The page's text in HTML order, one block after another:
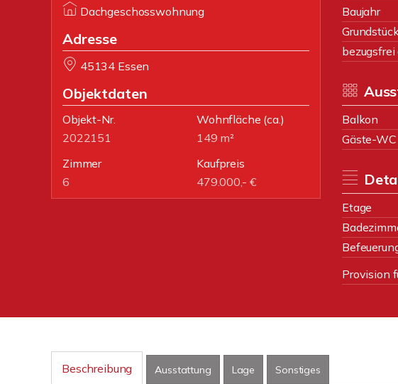
Dachgeschosswohnung
Adresse
45134 Essen
Objektdaten
Objekt-Nr.
2022151
Wohnfläche (ca.)
149 m²
Zimmer
6
Kaufpreis
479.000,- €
Baujahr
bezugsfrei
Balkon
Gäste-WC
Etage
Provision
Beschreibung Ausstattung Lage Sonstiges